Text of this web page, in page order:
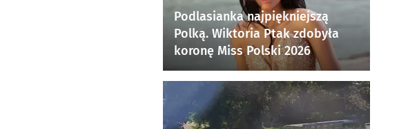
Podlasianka najpiękniejszą
Polką. Wiktoria Ptak zdobyła
koronę Miss Polski 2026